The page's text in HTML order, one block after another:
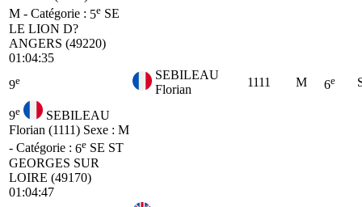
M - Catégorie : 5e SE
LE LION D?
ANGERS (49220)
01:04:35
9e
SEBILEAU
Florian
1111 M 6e
9e
SEBILEAU
Florian (1111) Sexe : M
- Catégorie : 6e SE ST
GEORGES SUR
LOIRE (49170)
01:04:47